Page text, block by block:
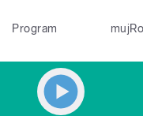
Program